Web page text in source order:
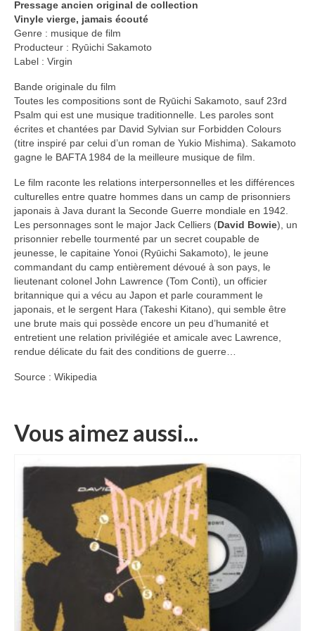
Pressage ancien original de collection
Vinyle vierge, jamais écouté
Genre : musique de film
Producteur : Ryūichi Sakamoto
Label : Virgin
Bande originale du film
Toutes les compositions sont de Ryūichi Sakamoto, sauf 23rd
Psalm qui est une musique traditionnelle. Les paroles sont
écrites et chantées par David Sylvian sur Forbidden Colours
(titre inspiré par celui d’un roman de Yukio Mishima). Sakamoto
gagne le BAFTA 1984 de la meilleure musique de film.
Le film raconte les relations interpersonnelles et les différences
culturelles entre quatre hommes dans un camp de prisonniers
japonais à Java durant la Seconde Guerre mondiale en 1942.
Les personnages sont le major Jack Celliers (David Bowie), un
prisonnier rebelle tourmenté par un secret coupable de
jeunesse, le capitaine Yonoi (Ryūichi Sakamoto), le jeune
commandant du camp entièrement dévoué à son pays, le
lieutenant colonel John Lawrence (Tom Conti), un officier
britannique qui a vécu au Japon et parle couramment le
japonais, et le sergent Hara (Takeshi Kitano), qui semble être
une brute mais qui possède encore un peu d’humanité et
entretient une relation privilégiée et amicale avec Lawrence,
rendue délicate du fait des conditions de guerre…
Source : Wikipedia
Vous aimez aussi...